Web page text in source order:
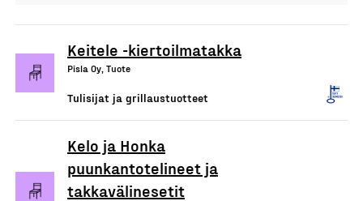
Keitele -kiertoilmatakka
Pisla Oy, Tuote
Tulisijat ja grillaustuotteet
Kelo ja Honka
puunkantotelineet ja
takkavälinesetit